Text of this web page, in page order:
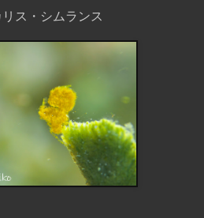
ス・シムランス